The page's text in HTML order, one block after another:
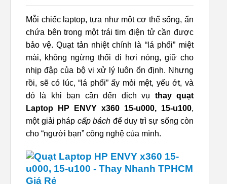
Mỗi chiếc laptop, tựa như một cơ thể sống, ẩn
chứa bên trong một trái tim điện tử cần được
bảo vệ. Quạt tản nhiệt chính là “lá phổi” miệt
mài, không ngừng thổi đi hơi nóng, giữ cho
nhịp đập của bộ vi xử lý luôn ổn định. Nhưng
rồi, sẽ có lúc, “lá phổi” ấy mỏi mệt, yếu ớt, và
đó là khi bạn cần đến dịch vụ thay quạt
Laptop HP ENVY x360 15-u000, 15-u100,
một giải pháp cấp bách để duy trì sự sống còn
cho “người bạn” công nghệ của mình.